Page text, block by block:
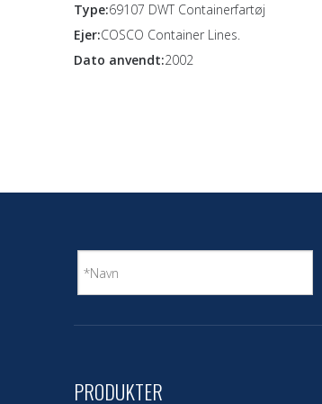
Type:69107 DWT Containerfartøj
Ejer:COSCO Container Lines.
Dato anvendt:2002
PRODUKTER